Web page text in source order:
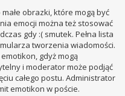
obrazki, które mogą być
emocji można też stosować
gdy :( smutek. Pełna lista
tworzenia wiadomości.
gdyż mogą
i moderator może podjąć
całego postu. Administrator
emotikon w poście.